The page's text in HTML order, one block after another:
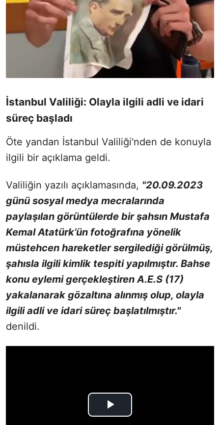
İstanbul Valiliği: Olayla ilgili adli ve idari
süreç başladı
Öte yandan İstanbul Valiliği'nden de konuyla
ilgili bir açıklama geldi.
Valiliğin yazılı açıklamasında, "20.09.2023
günü sosyal medya mecralarında
paylaşılan görüntülerde bir şahsın Mustafa
Kemal Atatürk’ün fotoğrafına yönelik
müstehcen hareketler sergilediği görülmüş,
şahısla ilgili kimlik tespiti yapılmıştır. Bahse
konu eylemi gerçekleştiren A.E.S (17)
yakalanarak gözaltına alınmış olup, olayla
ilgili adli ve idari süreç başlatılmıştır."
denildi.